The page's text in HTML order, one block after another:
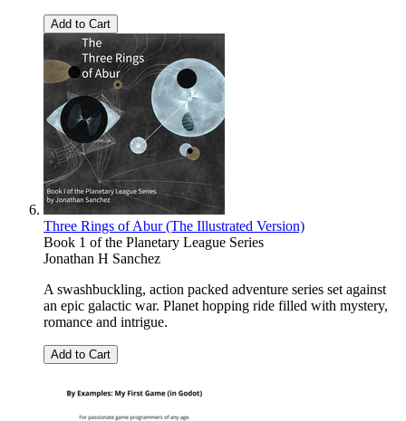
Add to Cart
Three Rings of Abur (The Illustrated Version)
Book 1 of the Planetary League Series
Jonathan H Sanchez
A swashbuckling, action packed adventure series set against
an epic galactic war. Planet hopping ride filled with mystery,
romance and intrigue.
Add to Cart